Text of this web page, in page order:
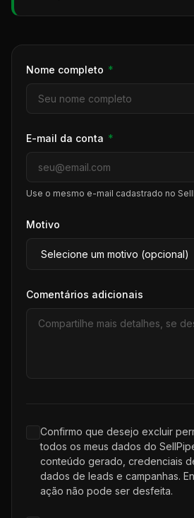
Nome completo *
E-mail da conta *
Use o mesmo e-mail cadastrado no
Motivo
Comentários adicionais
Confirmo que desejo excluir
todos os meus dados do
conteúdo gerado, credenciais
dados de leads e campanhas.
ação não pode ser desfeita.